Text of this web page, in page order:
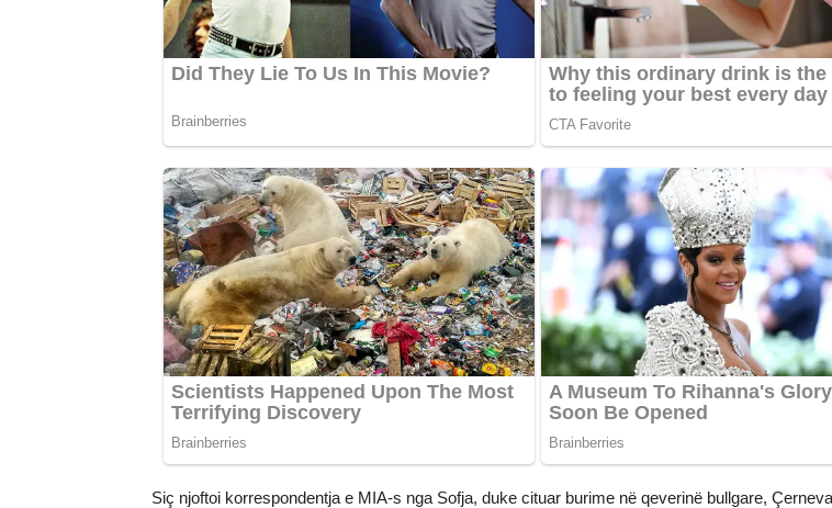
Siç njoftoi korrespondentja e MIA-s nga Sofja, duke cituar burime në qeverinë bullgare,